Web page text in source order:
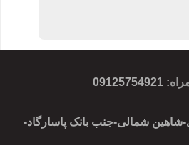
:
09125754921
شاهین شمالی-جنب بانک پاسارگاد-